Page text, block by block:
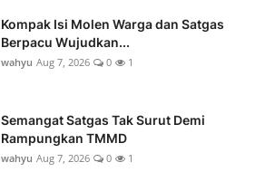
Kompak Isi Molen Warga dan Satgas
Berpacu Wujudkan...
wahyu Aug 7, 2026 0 1
Semangat Satgas Tak Surut Demi
Rampungkan TMMD
wahyu Aug 7, 2026 0 1